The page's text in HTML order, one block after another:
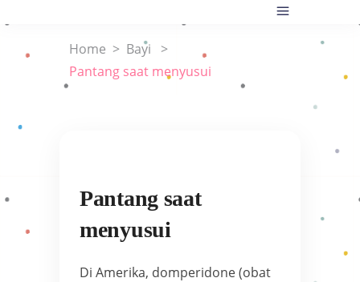
Home > Bayi
>
Pantang saat menyusui
Pantang saat
menyusui
Di Amerika, domperidone (obat